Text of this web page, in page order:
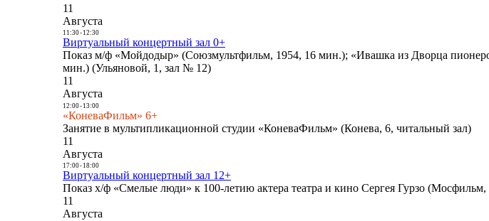
11
Августа
11:30- 12:30
Виртуальный концертный зал 0+
Показ м/ф «Мойдодыр» (Союзмультфильм, 1954, 16 мин.); «Ивашка из Дворца
мин.) (Ульяновой, 1, зал № 12)
11
Августа
12:00- 13:00
«КоневаФильм» 6+
Занятие в мультипликационной студии «КоневаФильм» (Конева, 6, читальный зал)
11
Августа
17:00- 18:00
Виртуальный концертный зал 12+
Показ х/ф «Смелые люди» к 100-летию актера театра и кино Сергея Гурзо
11
Августа